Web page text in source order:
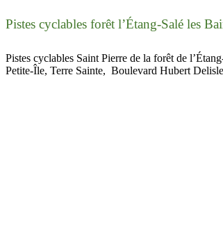
Pistes cyclables forêt l’Étang-Salé les
Pistes cyclables Saint Pierre de la forêt de
Petite-Île, Terre Sainte, Boulevard Hubert